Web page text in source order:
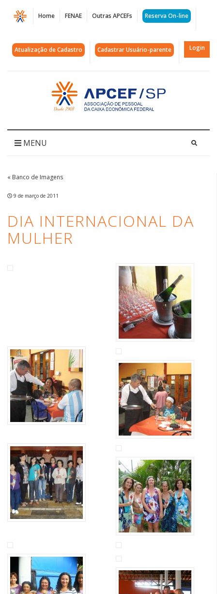
Página
Dia
Internacional
Mulher
Home FENAE Outras APCEFs Reserva On-line
Atualização de Cadastro Cadastrar Usuário-parente Login
Acessar
página
inicial
MENU
« Banco de Imagens
9 de março de 2011
DIA INTERNACIONAL DA
MULHER